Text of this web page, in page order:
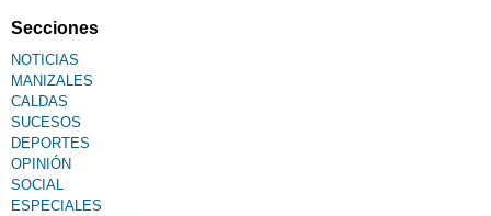
Secciones
NOTICIAS
MANIZALES
CALDAS
SUCESOS
DEPORTES
OPINIÓN
SOCIAL
ESPECIALES